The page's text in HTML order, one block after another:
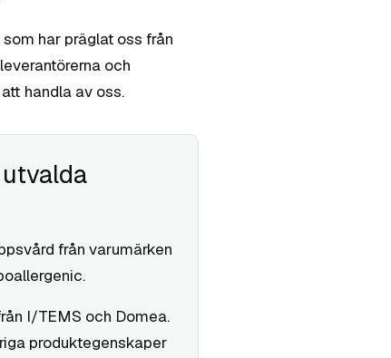
har präglat oss från
och
handla av oss.
från varumärken
I/TEMS och Domea.
produktegenskaper